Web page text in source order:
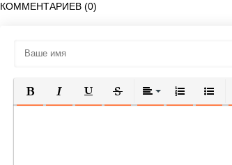
КОММЕНТАРИЕВ (0)
ПОЛУЖИРНЫЙ
КУРСИВПОДЧЕРКНУТЫЙ
ЗАЧЕРКНУТЫЙВЫРАВНИВАНИЕ